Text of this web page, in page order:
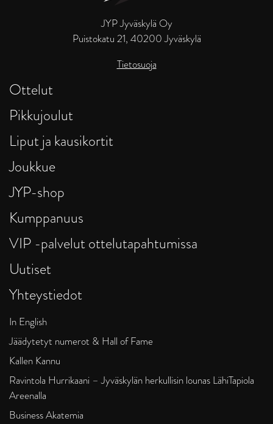
JYP Jyväskylä Oy
Puistokatu 21, 40200 Jyväskylä
Tietosuoja
Ottelut
Pikkujoulut
Liput ja kausikortit
Joukkue
JYP-shop
Kumppanuus
VIP -palvelut ottelutapahtumissa
Uutiset
Yhteystiedot
In English
Jäädytetyt numerot & Hall of Fame
Kallen Kannu
Ravintola Hurrikaani – Jyväskylän herkullisin lounas LähiTapiola
Areenalla
Business Akatemia